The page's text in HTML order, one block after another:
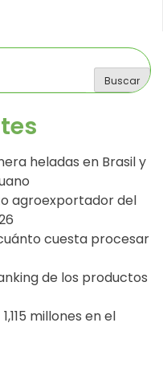
Buscar
heladas en Brasil y
agroexportador del
cuesta procesar
de los productos
millones en el